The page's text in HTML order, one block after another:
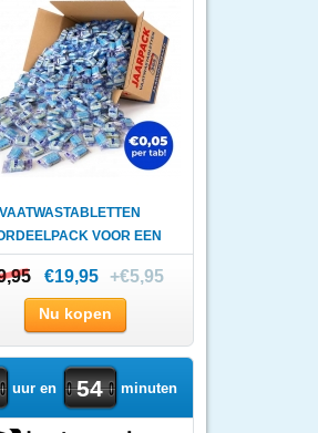
VAATWASTABLETTEN
VOOR EEN
VOORDELIGE ..
€19,95 +€5,95
Nu kopen
uur en 54 minuten